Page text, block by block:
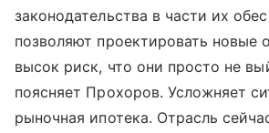
законодательства в части их
позволяют проектировать новые
высок риск, что они просто не
поясняет Прохоров. Усложняет
рыночная ипотека. Отрасль